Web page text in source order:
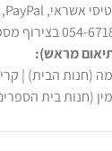
מראש):
(חנות הבית) | קרית
(חנות בית